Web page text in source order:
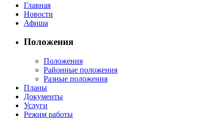
Главная
Новости
Афиша
Положения
Положения
Районные положения
Разные положения
Планы
Документы
Услуги
Режим работы